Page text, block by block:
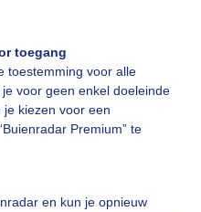
toegang
toestemming voor alle
voor geen enkel doeleinde
kiezen voor een
Premium” te
en kun je opnieuw